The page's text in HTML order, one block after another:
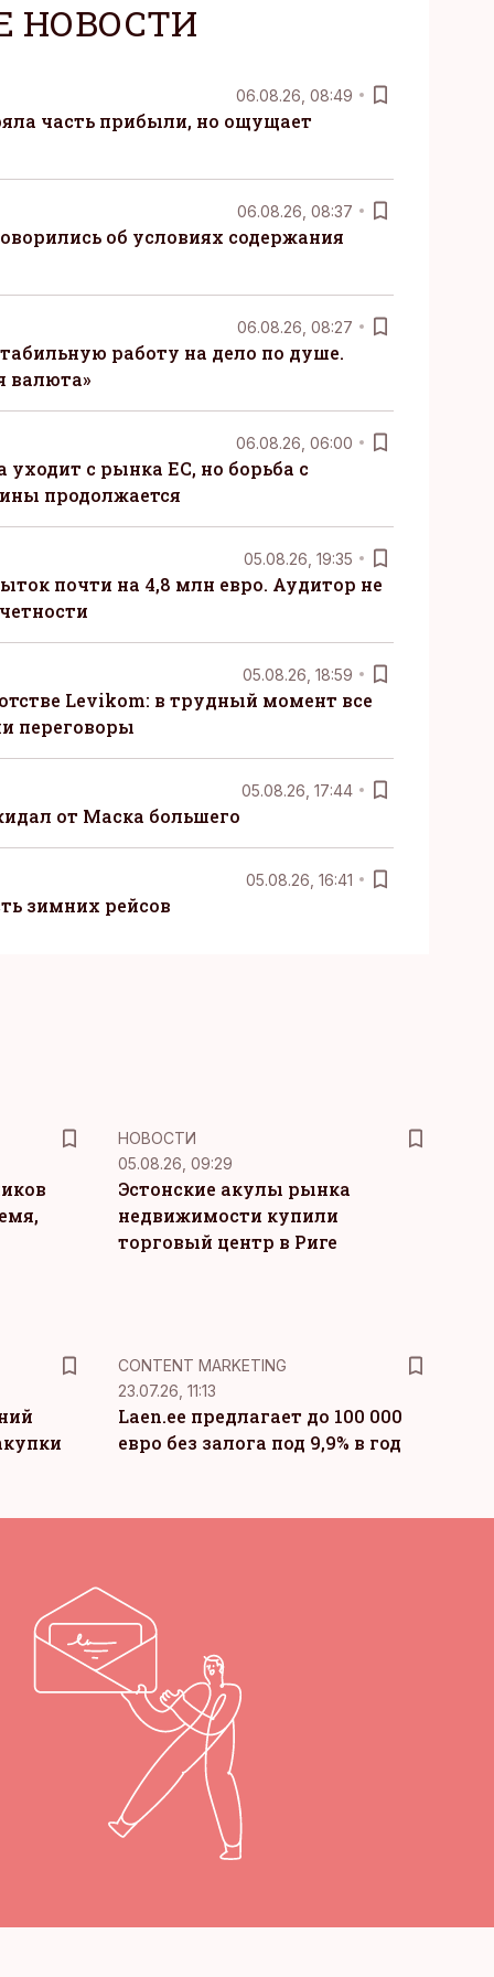
НОВОСТИ
06.08.26, 08:49
часть прибыли, но ощущает
06.08.26, 08:37
об условиях содержания
06.08.26, 08:27
работу на дело по душе.
валюта»
06.08.26, 06:00
уходит с рынка ЕС, но борьба с
продолжается
05.08.26, 19:35
почти на 4,8 млн евро. Аудитор не
05.08.26, 18:59
Levikom: в трудный момент все
переговоры
05.08.26, 17:44
от Маска большего
05.08.26, 16:41
зимних рейсов
НОВОСТИ
05.08.26, 09:29
Эстонские акулы рынка
недвижимости купили
торговый центр в Риге
KM
CONTENT MARKETING
23.07.26, 11:13
Laen.ee предлагает до 100 000
евро без залога под 9,9% в год